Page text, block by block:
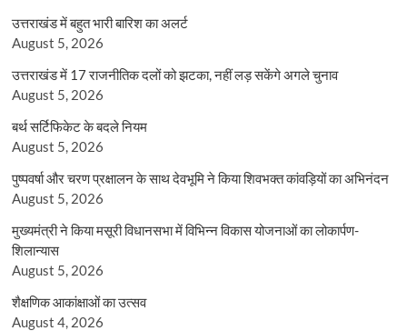
उत्तराखंड में बहुत भारी बारिश का अलर्ट
August 5, 2026
उत्तराखंड में 17 राजनीतिक दलों को झटका, नहीं लड़ सकेंगे अगले चुनाव
August 5, 2026
बर्थ सर्टिफिकेट के बदले नियम
August 5, 2026
पुष्पवर्षा और चरण प्रक्षालन के साथ देवभूमि ने किया शिवभक्त कांवड़ियों का अभिनंदन
August 5, 2026
मुख्यमंत्री ने किया मसूरी विधानसभा में विभिन्न विकास योजनाओं का लोकार्पण-
शिलान्यास
August 5, 2026
शैक्षणिक आकांक्षाओं का उत्सव
August 4, 2026